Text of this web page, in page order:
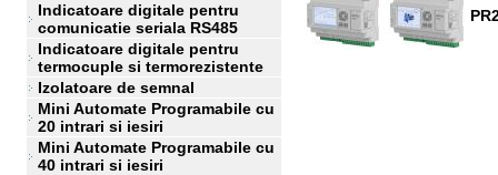
Indicatoare digitale pentru
comunicatie seriala RS485
Indicatoare digitale pentru
termocuple si termorezistente
Izolatoare de semnal
Mini Automate Programabile cu
20 intrari si iesiri
Mini Automate Programabile cu
40 intrari si iesiri